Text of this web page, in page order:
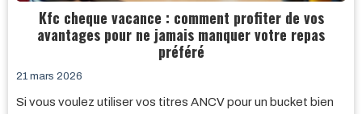
Kfc cheque vacance : comment profiter de vos
avantages pour ne jamais manquer votre repas
préféré
21 mars 2026
Si vous voulez utiliser vos titres ANCV pour un bucket bien